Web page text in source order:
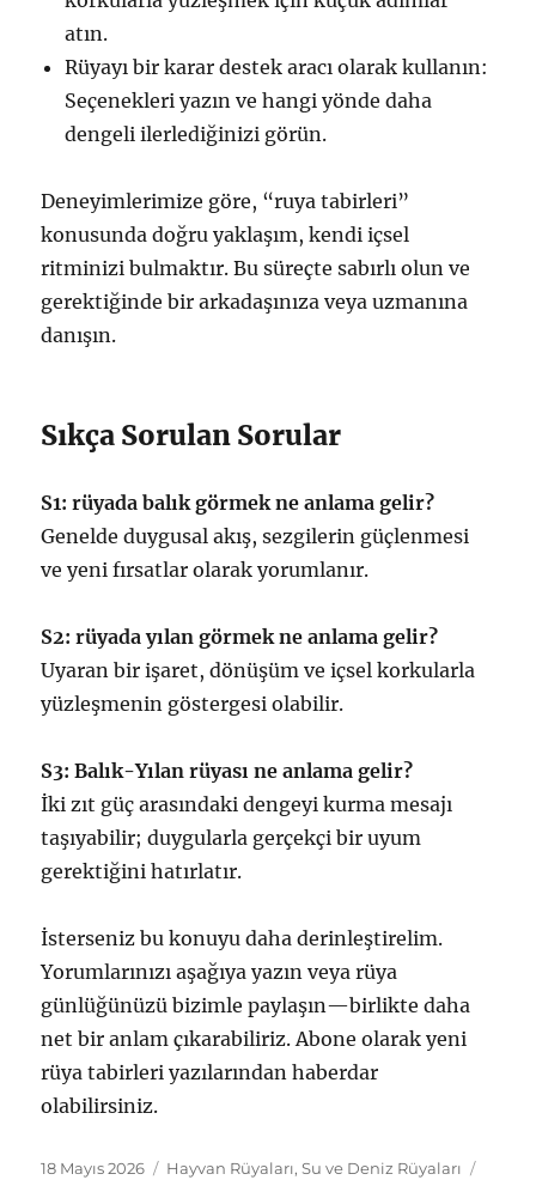
atın.
Rüyayı bir karar destek aracı olarak kullanın:
Seçenekleri yazın ve hangi yönde daha
dengeli ilerlediğinizi görün.
Deneyimlerimize göre, “ruya tabirleri”
konusunda doğru yaklaşım, kendi içsel
ritminizi bulmaktır. Bu süreçte sabırlı olun ve
gerektiğinde bir arkadaşınıza veya uzmanına
danışın.
Sıkça Sorulan Sorular
S1: rüyada balık görmek ne anlama gelir?
Genelde duygusal akış, sezgilerin güçlenmesi
ve yeni fırsatlar olarak yorumlanır.
S2: rüyada yılan görmek ne anlama gelir?
Uyaran bir işaret, dönüşüm ve içsel korkularla
yüzleşmenin göstergesi olabilir.
S3: Balık-Yılan rüyası ne anlama gelir?
İki zıt güç arasındaki dengeyi kurma mesajı
taşıyabilir; duygularla gerçekçi bir uyum
gerektiğini hatırlatır.
İsterseniz bu konuyu daha derinleştirelim.
Yorumlarınızı aşağıya yazın veya rüya
günlüğünüzü bizimle paylaşın—birlikte daha
net bir anlam çıkarabiliriz. Abone olarak yeni
rüya tabirleri yazılarından haberdar
olabilirsiniz.
Yayın
18 Mayıs 2026 Kategoriler
Hayvan Rüyaları,Su ve Deniz Rüyaları